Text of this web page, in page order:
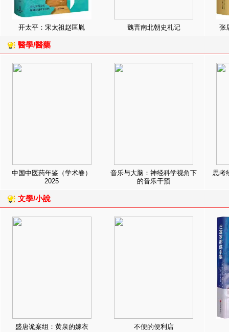
开太平：宋太祖赵匡胤 魏晋南北朝史札记 张
醫學/醫藥
中国中医药年鉴（学术卷）
2025
音乐与大脑：神经科学视角下
的音乐干预
思考
文學/小說
盛唐诡案组：黄泉的嫁衣 不便的便利店